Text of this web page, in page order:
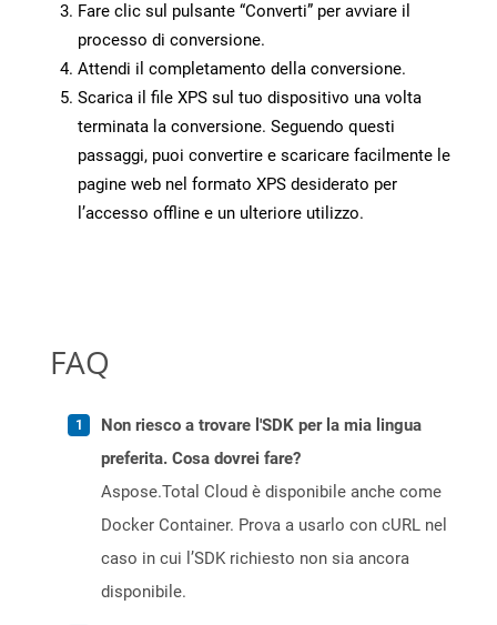
Fare clic sul pulsante “Converti” per avviare il
processo di conversione.
Attendi il completamento della conversione.
Scarica il file XPS sul tuo dispositivo una volta
terminata la conversione. Seguendo questi
passaggi, puoi convertire e scaricare facilmente le
pagine web nel formato XPS desiderato per
l’accesso offline e un ulteriore utilizzo.
FAQ
Non riesco a trovare l'SDK per la mia lingua
preferita. Cosa dovrei fare?
Aspose.Total Cloud è disponibile anche come
Docker Container. Prova a usarlo con cURL nel
caso in cui l’SDK richiesto non sia ancora
disponibile.